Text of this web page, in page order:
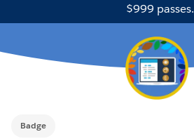
$999 passes.
Badge